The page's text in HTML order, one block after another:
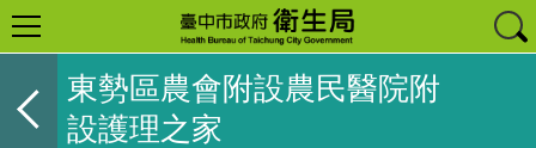
東勢區農會附設農民醫院附
設護理之家